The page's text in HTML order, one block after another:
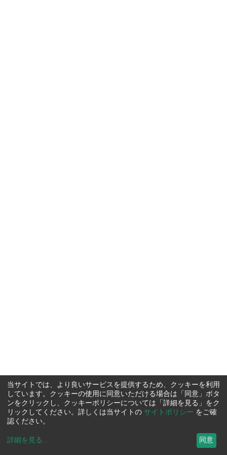
当サイトでは、より良いサービスを提供するため、クッキーを利用
しています。クッキーの使用に同意いただける場合は「同意」ボタ
ンをクリックし、クッキーポリシーについては「詳細を見る」をク
リックしてください。詳しくは当サイトの サイトポリシー をご確
認ください。
詳細を見る ... 同意